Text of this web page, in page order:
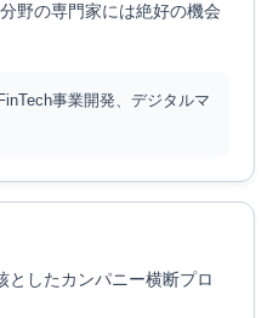
野の専門家には絶好の機会
事業開発、デジタルマ
としたカンパニー横断プロ